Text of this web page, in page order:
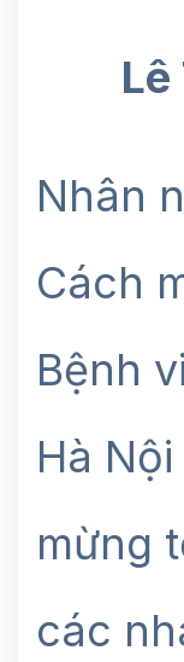
Nhân
Cách
Bệnh
Hà
mừng
các